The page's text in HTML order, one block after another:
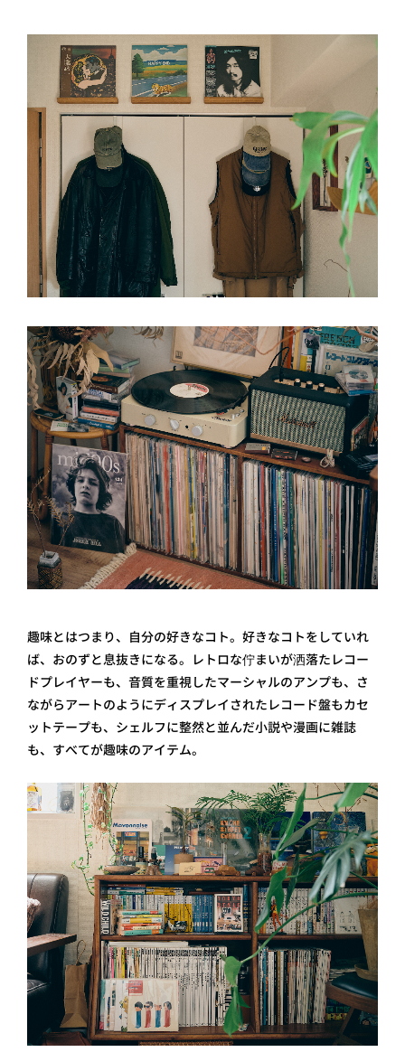
趣味とはつまり、自分の好きなコト。好きなコトをしていれ
ば、おのずと息抜きになる。レトロな佇まいが洒落たレコー
ドプレイヤーも、音質を重視したマーシャルのアンプも、さ
ながらアートのようにディスプレイされたレコード盤もカセ
ットテープも、シェルフに整然と並んだ小説や漫画に雑誌
も、すべてが趣味のアイテム。